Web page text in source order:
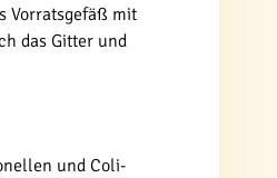
Vorratsgefäß mit
das Gitter und
und Coli-